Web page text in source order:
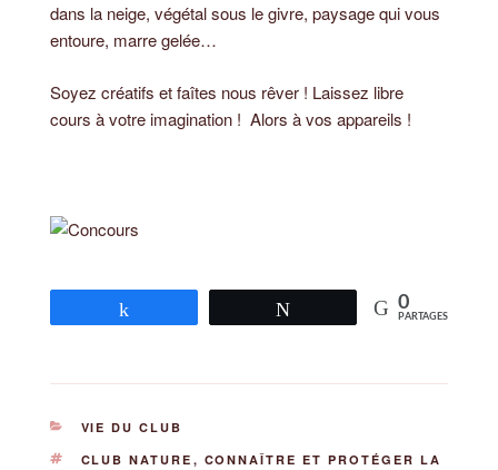
dans la neige, végétal sous le givre, paysage qui vous
entoure, marre gelée…
Soyez créatifs et faîtes nous rêver ! Laissez libre
cours à votre imagination ! Alors à vos appareils !
0
PARTAGES
CATÉGORIES
VIE DU CLUB
ÉTIQUETTES
CLUB NATURE , CONNAÎTRE ET PROTÉGER LA